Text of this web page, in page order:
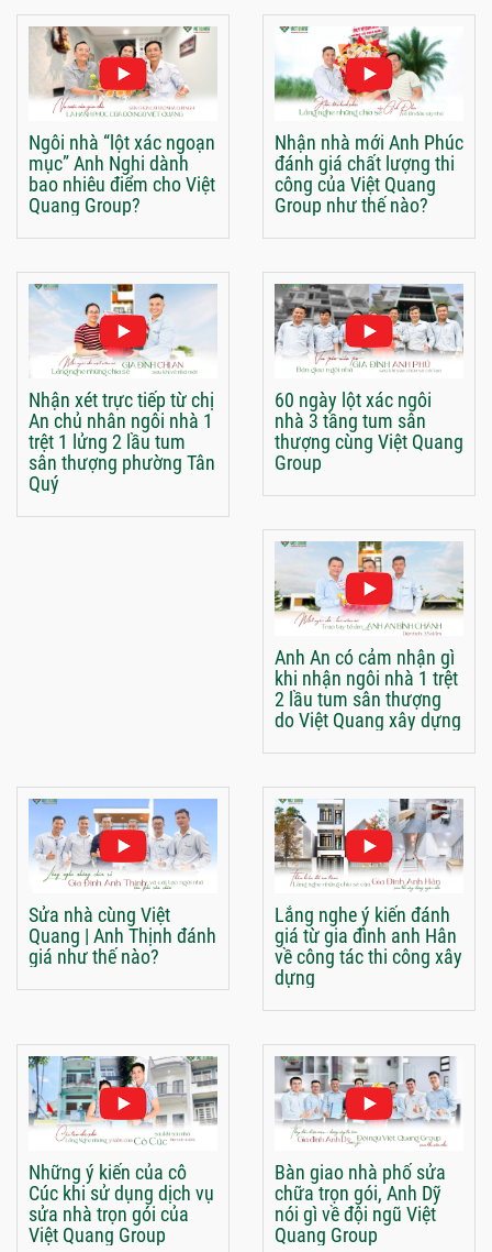
Ngôi nhà “lột xác ngoạn
mục” Anh Nghi dành
bao nhiêu điểm cho Việt
Quang Group?
Nhận nhà mới Anh Phúc
đánh giá chất lượng thi
công của Việt Quang
Group như thế nào?
Nhận xét trực tiếp từ chị
An chủ nhân ngôi nhà 1
trệt 1 lửng 2 lầu tum
sân thượng phường Tân
Quý
60 ngày lột xác ngôi
nhà 3 tầng tum sân
thượng cùng Việt Quang
Group
Anh An có cảm nhận gì
khi nhận ngôi nhà 1 trệt
2 lầu tum sân thượng
do Việt Quang xây dựng
Sửa nhà cùng Việt
Quang | Anh Thịnh đánh
giá như thế nào?
Lắng nghe ý kiến đánh
giá từ gia đình anh Hân
về công tác thi công xây
dựng
Những ý kiến của cô
Cúc khi sử dụng dịch vụ
sửa nhà trọn gói của
Việt Quang Group
Bàn giao nhà phố sửa
chữa trọn gói, Anh Dỹ
nói gì về đội ngũ Việt
Quang Group